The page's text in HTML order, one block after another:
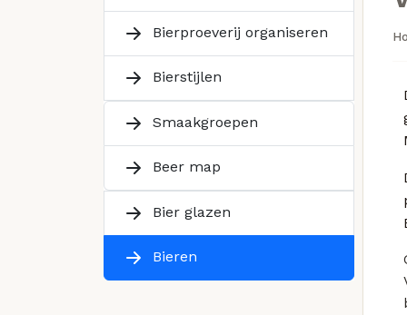
Bierproeverij organiseren
Bierstijlen
Smaakgroepen
Beer map
Bier glazen
Bieren